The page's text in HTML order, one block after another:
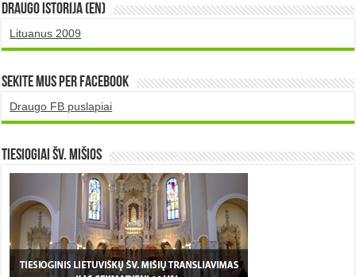
DRAUGO istorija (EN)
Lituanus 2009
Sekite mus per Facebook
Draugo FB puslapiai
TIESIOGIAI šv. MIŠIOS